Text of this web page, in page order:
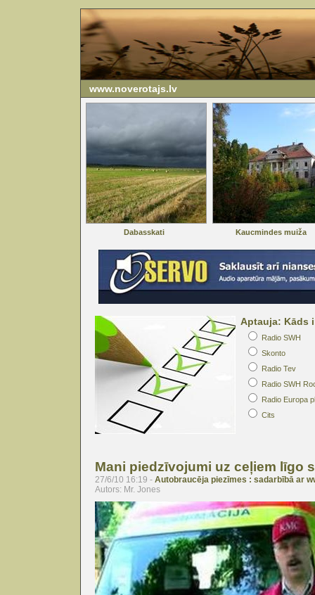
www.noverotajs.lv
Dabasskati Kaucmindes muiža
Aptauja: Kāds
Radio SWH
Skonto
Radio Tev
Radio SWH
Radio Europa
Cits
Mani piedzīvojumi uz ceļiem līgo
27/6/10 16:19 - Autobraucēja piezīmes : sadarbībā ar
Autors: Mr. Jones